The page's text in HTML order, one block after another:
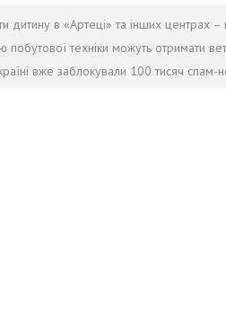
дитину в «Артеці» та інших центрах –
побутової техніки можуть отримати
вже заблокували 100 тисяч спам-